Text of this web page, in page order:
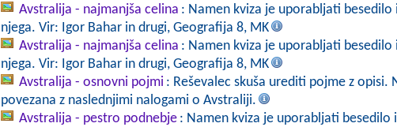
Avstralija - najmanjša celina : Namen kviza je uporabljati besedilo
njega. Vir: Igor Bahar in drugi, Geografija 8, MK
Avstralija - najmanjša celina : Namen kviza je uporabljati besedilo
njega. Vir: Igor Bahar in drugi, Geografija 8, MK
Avstralija - osnovni pojmi : Reševalec skuša urediti pojme z opisi.
povezana z naslednjimi nalogami o Avstraliji.
Avstralija - pestro podnebje : Namen kviza je uporabljati besedilo